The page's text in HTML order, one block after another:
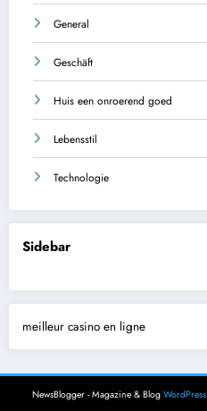
General
Geschäft
Huis een onroerend goed
Lebensstil
Technologie
Sidebar
meilleur casino en ligne
NewsBlogger - Magazine & Blog WordPress